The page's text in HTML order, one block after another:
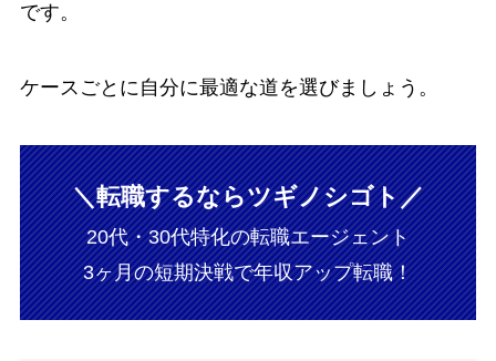
です。
ケースごとに自分に最適な道を選びましょう。
＼転職するならツギノシゴト／
20代・30代特化の転職エージェント
3ヶ月の短期決戦で年収アップ転職！